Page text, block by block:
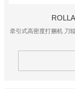
牵引式高密度打捆机 刀